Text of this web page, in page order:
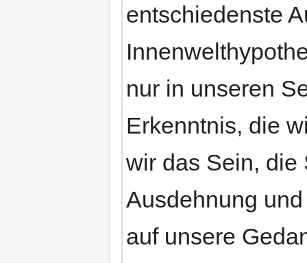
entschiedenste
nur in unseren
Erkenntnis, die
wir das Sein, die
Ausdehnung
auf unsere